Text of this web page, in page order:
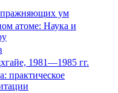
ум
атоме: Наука и
1981—1985 гг.
практическое